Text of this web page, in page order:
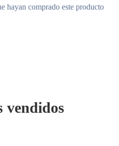
hayan comprado este producto
vendidos